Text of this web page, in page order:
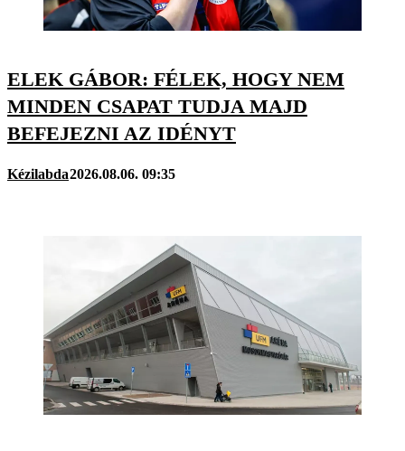
ELEK GÁBOR: FÉLEK, HOGY NEM
MINDEN CSAPAT TUDJA MAJD
BEFEJEZNI AZ IDÉNYT
Kézilabda2026.08.06. 09:35